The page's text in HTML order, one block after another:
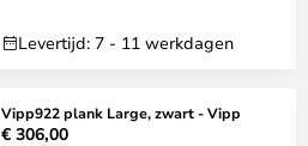
Levertijd: 7 - 11 werkdagen
Vipp922 plank Large, zwart - Vipp
€ 306,00